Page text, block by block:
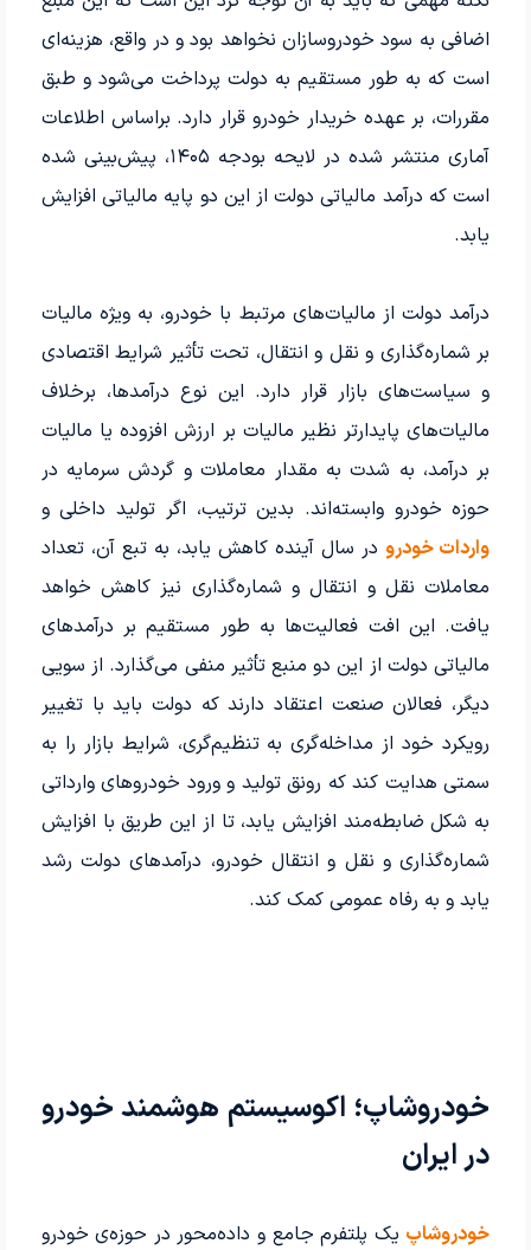
اضافی به سود خودروسازان نخواهد بود و در واقع، هزینه‌ای
است که به طور مستقیم به دولت پرداخت می‌شود و طبق
مقررات، بر عهده خریدار خودرو قرار دارد. براساس اطلاعات
آماری منتشر شده در لایحه بودجه ۱۴۰۵، پیش‌بینی شده
است که درآمد مالیاتی دولت از این دو پایه مالیاتی افزایش
یابد.
درآمد دولت از مالیات‌های مرتبط با خودرو، به ویژه مالیات
بر شماره‌گذاری و نقل و انتقال، تحت تأثیر شرایط اقتصادی
و سیاست‌های بازار قرار دارد. این نوع درآمدها، برخلاف
مالیات‌های پایدارتر نظیر مالیات بر ارزش افزوده یا مالیات
بر درآمد، به شدت به مقدار معاملات و گردش سرمایه در
حوزه خودرو وابسته‌اند. بدین ترتیب، اگر تولید داخلی و
واردات خودرو در سال آینده کاهش یابد، به تبع آن، تعداد
معاملات نقل و انتقال و شماره‌گذاری نیز کاهش خواهد
یافت. این افت فعالیت‌ها به طور مستقیم بر درآمدهای
مالیاتی دولت از این دو منبع تأثیر منفی می‌گذارد. از سویی
دیگر، فعالان صنعت اعتقاد دارند که دولت باید با تغییر
رویکرد خود از مداخله‌گری به تنظیم‌گری، شرایط بازار را به
سمتی هدایت کند که رونق تولید و ورود خودروهای وارداتی
به شکل ضابطه‌مند افزایش یابد، تا از این طریق با افزایش
شماره‌گذاری و نقل و انتقال خودرو، درآمدهای دولت رشد
یابد و به رفاه عمومی کمک کند.
خودروشاپ؛ اکوسیستم هوشمند خودرو
در ایران
خودروشاپ یک پلتفرم جامع و داده‌محور در حوزه‌ی خودرو